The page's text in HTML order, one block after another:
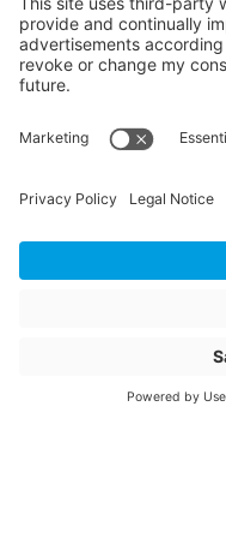
CE Contenu Quantité
CE Contenu Unité
Description de l'article
Nom de l'article